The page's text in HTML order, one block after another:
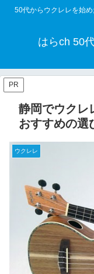
50代からウクレレを始
はらch 50
PR
静岡でウクレ
おすすめの選
ウクレレ